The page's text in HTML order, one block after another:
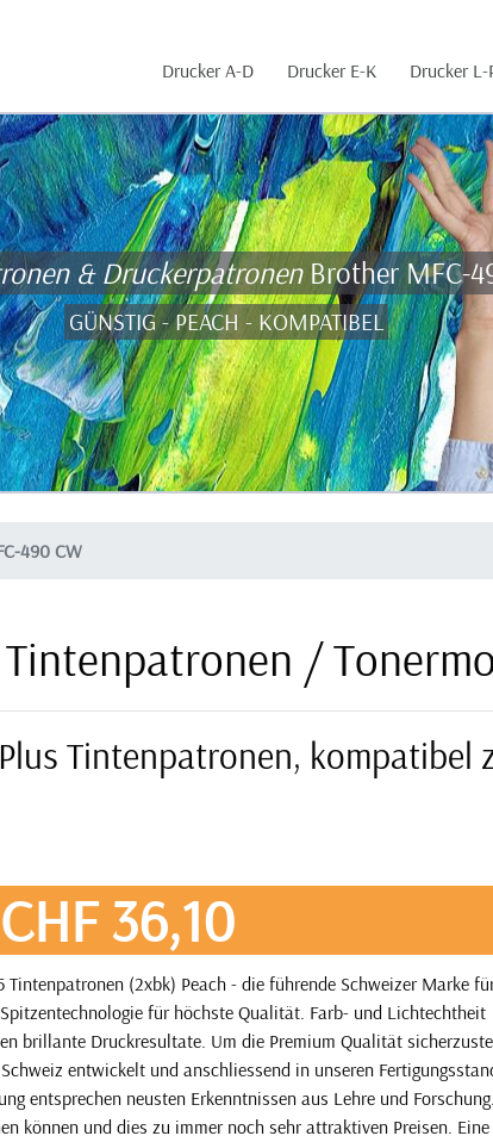
Drucker A-D Drucker E-K Drucker L-
& Druckerpatronen Brother MFC-
GÜNSTIG - PEACH - KOMPATIBEL
490 CW
/
Tintenpatronen, kompatibel
36,10
(2xbk) Peach - die führende Schweizer Marke
für höchste Qualität. Farb- und Lichtechtheit
brillante Druckresultate. Um die Premium Qualität
entwickelt und anschliessend in unseren
entsprechen neusten Erkenntnissen aus Lehre und
können und dies zu immer noch sehr attraktiven Preisen. Eine